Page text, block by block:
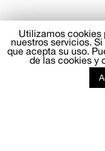
Utilizamos cookies
nuestros servicios.
que acepta su uso.
de las cookies y